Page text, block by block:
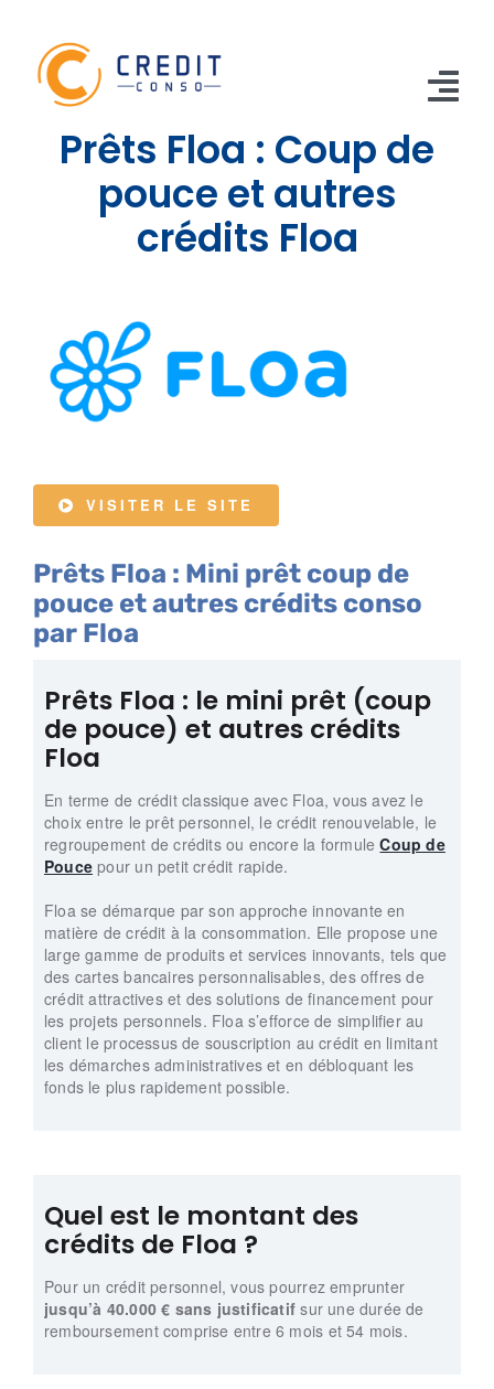
content
RENOUVELABLE
Prêts Floa : Coup de
pouce et autres
crédits Floa
VISITER LE SITE
Prêts Floa : Mini prêt coup de
pouce et autres crédits conso
par Floa
Prêts Floa : le mini prêt (coup
de pouce) et autres crédits
Floa
En terme de crédit classique avec Floa, vous avez le
choix entre le prêt personnel, le crédit renouvelable, le
regroupement de crédits ou encore la formuleCoup de
Pouce pour un petit crédit rapide.
Floa se démarque par son approche innovante en
matière de crédit à la consommation. Elle propose une
large gamme de produits et services innovants, tels que
des cartes bancaires personnalisables, des offres de
crédit attractives et des solutions de financement pour
les projets personnels. Floa s’efforce de simplifier au
client le processus de souscription au crédit en limitant
les démarches administratives et en débloquant les
fonds le plus rapidement possible.
Quel est le montant des
crédits de Floa ?
Pour un crédit personnel, vous pourrez emprunter
jusqu’à 40.000 € sans justificatifsur une durée de
remboursement comprise entre 6 mois et 54 mois.